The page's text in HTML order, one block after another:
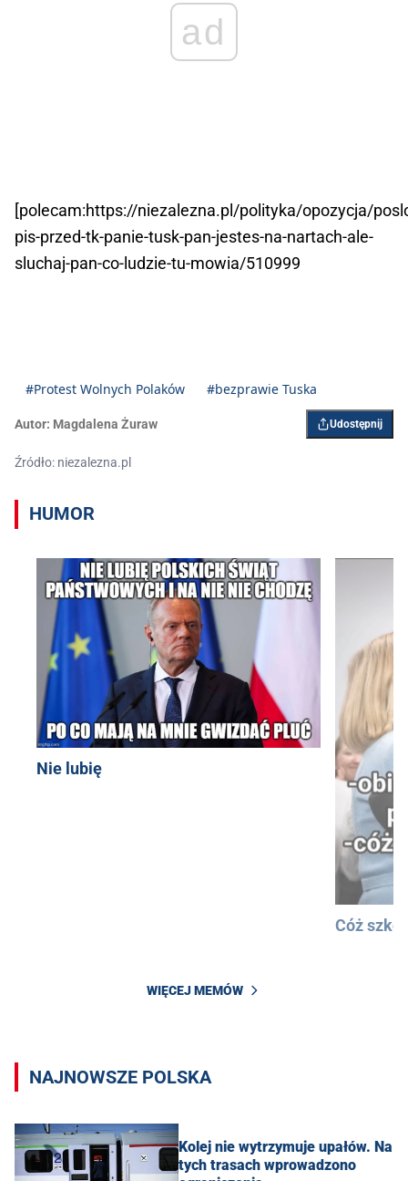
ad
[polecam:https://niezalezna.pl/polityka/opozycja/
pis-przed-tk-panie-tusk-pan-jestes-na-nartach-ale-
sluchaj-pan-co-ludzie-tu-mowia/510999
#Protest Wolnych Polaków #bezprawie Tuska
Autor: Magdalena Żuraw Udostępnij
Źródło: niezalezna.pl
HUMOR
Nie lubię
Cóż
WIĘCEJ MEMÓW
NAJNOWSZE POLSKA
Kolej nie wytrzymuje upałów. Na
tych trasach wprowadzono